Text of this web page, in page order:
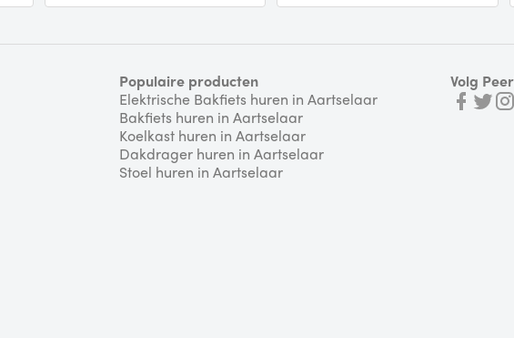
Populaire producten
Elektrische Bakfiets huren in Aartselaar
Bakfiets huren in Aartselaar
Koelkast huren in Aartselaar
Dakdrager huren in Aartselaar
Stoel huren in Aartselaar
Volg